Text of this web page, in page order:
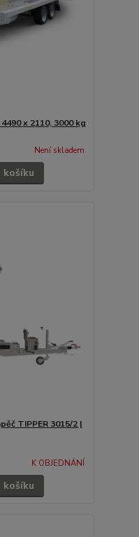
x 2110, 3000 kg
Není skladem
košíku
TIPPER 3015/2 |
K OBJEDNÁNÍ
košíku